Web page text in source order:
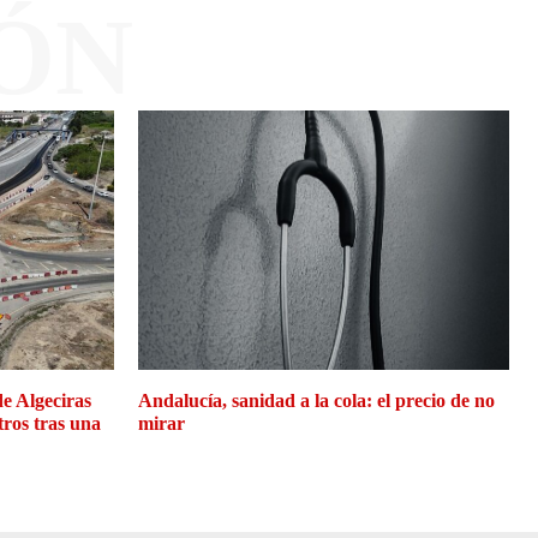
Algeciras
tras una
Andalucía, sanidad a la cola: el precio de no
mirar